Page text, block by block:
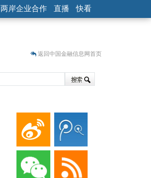
两岸企业合作 直播 快看
返回中国金融信息网首页